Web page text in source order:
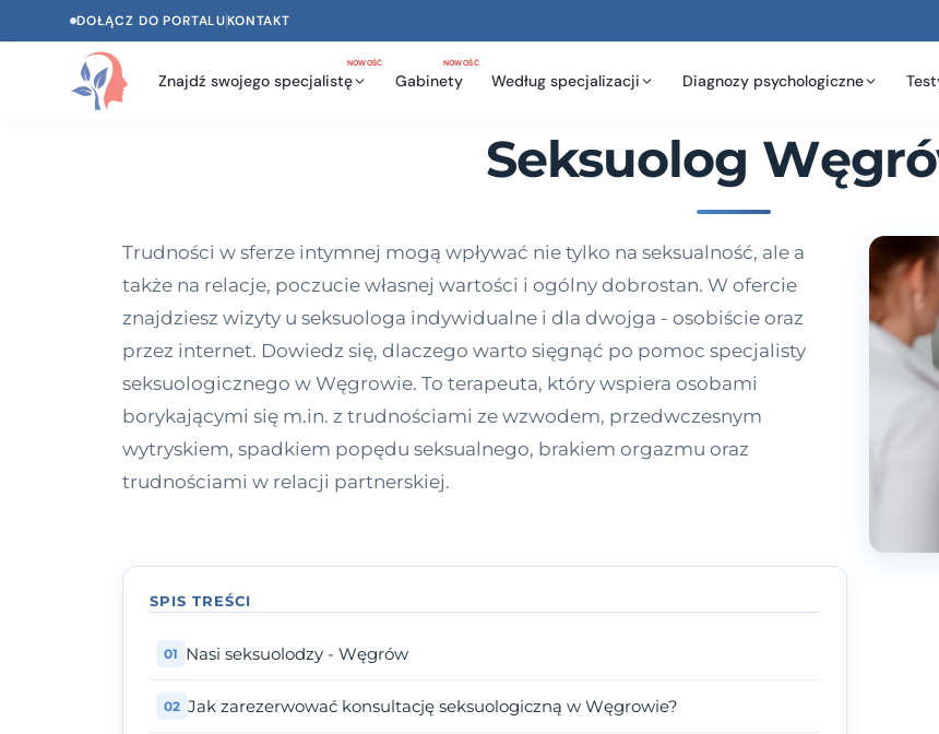
DOŁĄCZ DO PORTALUKONTAKT
Znajdź swojego specjalistę
NOWOŚĆ
Gabinety
NOWOŚĆ
Według specjalizacji Diagnozy psychologiczne
Seksuolog
Trudności w sferze intymnej mogą wpływać nie tylko na seksualność, ale a
także na relacje, poczucie własnej wartości i ogólny dobrostan. W ofercie
znajdziesz wizyty u seksuologa indywidualne i dla dwojga - osobiście oraz
przez internet. Dowiedz się, dlaczego warto sięgnąć po pomoc specjalisty
seksuologicznego w Węgrowie. To terapeuta, który wspiera osobami
borykającymi się m.in. z trudnościami ze wzwodem, przedwczesnym
wytryskiem, spadkiem popędu seksualnego, brakiem orgazmu oraz
trudnościami w relacji partnerskiej.
SPIS TREŚCI
Nasi seksuolodzy - Węgrów
Jak zarezerwować konsultację seksuologiczną w Węgrowie?